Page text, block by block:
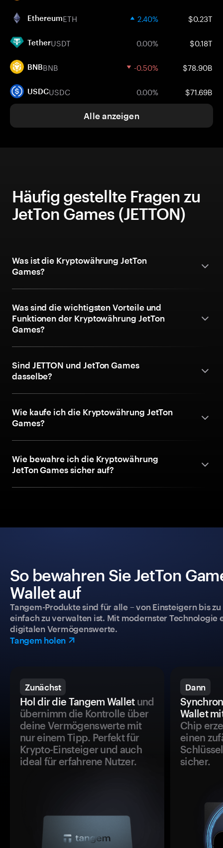
EthereumETH 2.40% $0.23T
TetherUSDT 0.00% $0.18T
BNBBNB -0.50% $78.90B
USDCUSDC 0.00% $71.69B
Alle anzeigen
Häufig gestellte Fragen zu
JetTon Games (JETTON)
Was ist die Kryptowährung JetTon
Games?
Was sind die wichtigsten Vorteile und
Funktionen der Kryptowährung JetTon
Games?
Sind JETTON und JetTon Games
dasselbe?
Wie kaufe ich die Kryptowährung JetTon
Games?
Wie bewahre ich die Kryptowährung
JetTon Games sicher auf?
So bewahren Sie JetTon
Wallet auf
Tangem-Produkte sind für alle – von Einsteigern bis
einfach zu verwalten ist. Mit modernster
digitalen Vermögenswerte.
Tangem holen
Zunächst
Hol dir die Tangem Walletund
übernimm die Kontrolle über
deine Vermögenswerte mit
nur einem Tipp. Perfekt für
Krypto-Einsteiger und auch
ideal für erfahrene Nutzer.
Dann
Wallet
Chip
einen
sicher.